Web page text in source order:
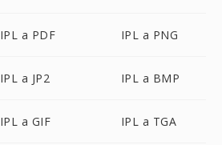
IPL a PDF IPL a PNG
IPL a JP2 IPL a BMP
IPL a GIF IPL a TGA